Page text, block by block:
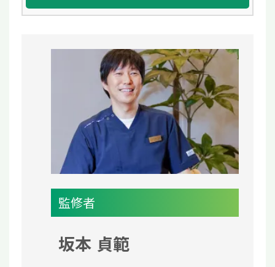
監修者
坂本 貞範